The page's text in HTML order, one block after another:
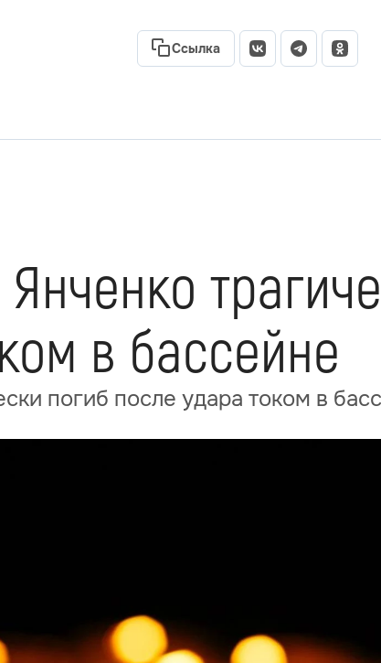
Ссылка
в бассейне
погиб после удара током в